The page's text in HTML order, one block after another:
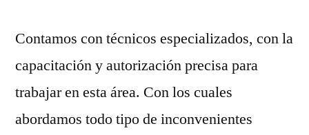
Contamos con técnicos especializados, con la
capacitación y autorización precisa para
trabajar en esta área. Con los cuales
abordamos todo tipo de inconvenientes